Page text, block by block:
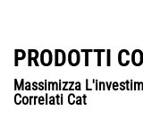
PRODOTTI
Massimizza
Correlati Cat